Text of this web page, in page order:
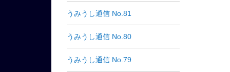
うみうし通信 No.81
うみうし通信 No.80
うみうし通信 No.79